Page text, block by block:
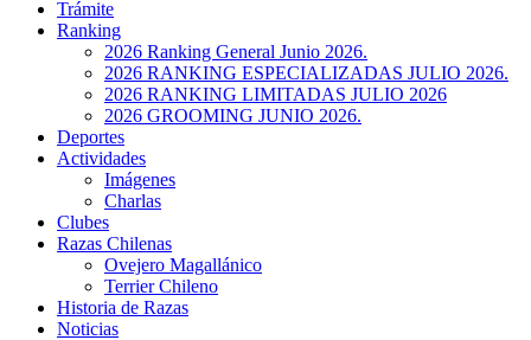
Trámite
Ranking
2026 Ranking General Junio 2026.
2026 RANKING ESPECIALIZADAS JULIO 2026.
2026 RANKING LIMITADAS JULIO 2026
2026 GROOMING JUNIO 2026.
Deportes
Actividades
Imágenes
Charlas
Clubes
Razas Chilenas
Ovejero Magallánico
Terrier Chileno
Historia de Razas
Noticias